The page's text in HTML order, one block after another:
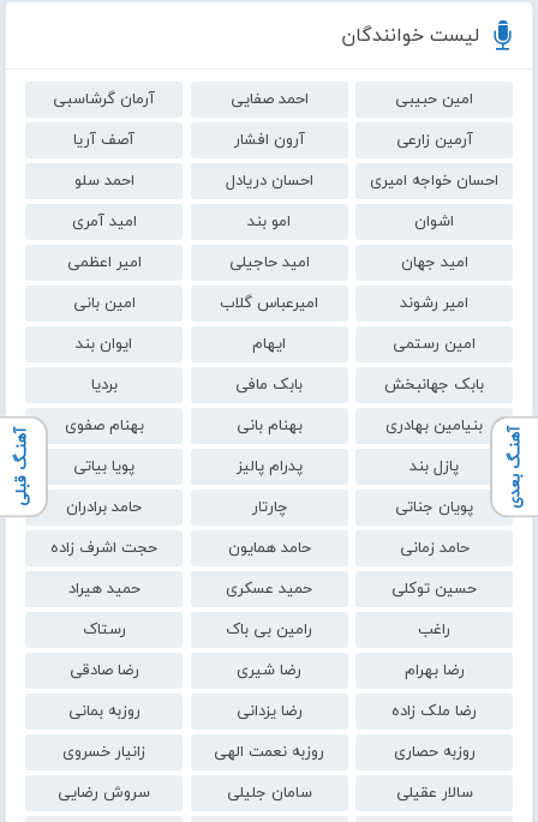
لیست خوانندگان
امین حبیبی احمد صفایی
آرمان گرشاسبی
آرمین زارعی
آرون افشار
آصف آریا
احسان خواجه امیری
احسان دریادل
احمد سلو
اشوان
امو بند
امید آمری
امید جهان
امید حاجیلی
امیر اعظمی
امیر رشوند
امیرعباس گلاب
امین بانی
امین رستمی
ایهام
ایوان بند
بابک جهانبخش
بابک مافی
بردیا
بنیامین بهادری
بهنام بانی
بهنام صفوی
پازل بند
پدرام پالیز
پویا بیاتی
پویان جناتی
چارتار
حامد برادران
حامد زمانی
حامد همایون
حجت اشرف زاده
حسین توکلی
حمید عسکری
حمید هیراد
راغب
رامین بی باک
رستاک
رضا بهرام
رضا شیری
رضا صادقی
رضا ملک زاده
رضا یزدانی
روزبه بمانی
روزبه حصاری
روزبه نعمت الهی
زانیار خسروی
سالار عقیلی
سامان جلیلی
سروش رضایی
آهنـگ بعدی آهنـگ قبلی